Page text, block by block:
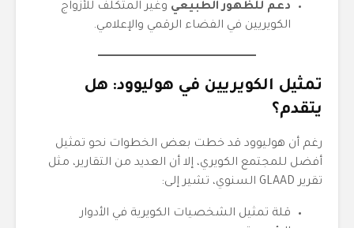
دعم للظهور الطبيعي وغير المتكلف للأزواج
الكويريين في الفضاء الرقمي والإعلامي.
تمثيل الكويريين في هوليوود: هل
يتقدم؟
رغم أن هوليوود قد خطت بعض الخطوات نحو تمثيل
أفضل للمجتمع الكويري، إلا أن العديد من التقارير، مثل
تقرير GLAAD السنوي، تشير إلى:
قلة تمثيل الشخصيات الكويرية في الأدوار